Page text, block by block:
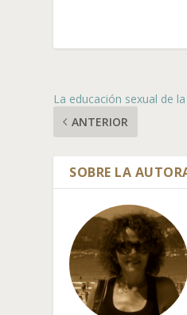
La educación sexual de
ANTERIOR